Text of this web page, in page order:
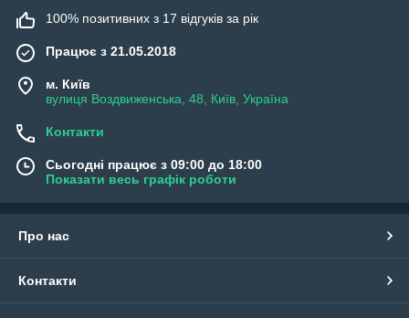
100% позитивних з 17 відгуків за рік
Працює з 21.05.2018
м. Київ
вулиця Воздвиженська, 48, Київ, Україна
Контакти
Сьогодні працює з 09:00 до 18:00
Показати весь графік роботи
Про нас
Контакти